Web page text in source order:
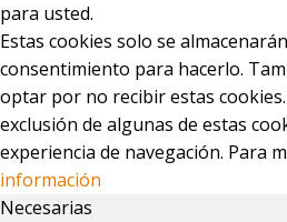
para usted.
Estas cookies solo se
consentimiento para hacerlo.
optar por no recibir estas
exclusión de algunas de estas
experiencia de navegación. Para
información
Necesarias